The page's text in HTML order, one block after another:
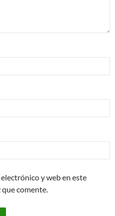
y web en este
comente.